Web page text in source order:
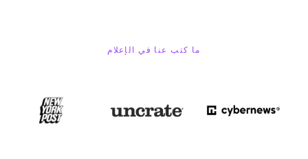
ما كتب عنا في الإعلام